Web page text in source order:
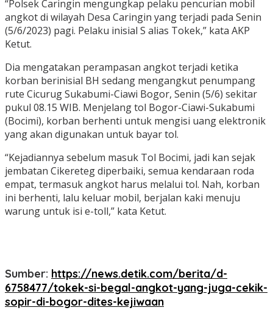
“Polsek Caringin mengungkap pelaku pencurian mobil
angkot di wilayah Desa Caringin yang terjadi pada Senin
(5/6/2023) pagi. Pelaku inisial S alias Tokek,” kata AKP
Ketut.
Dia mengatakan perampasan angkot terjadi ketika
korban berinisial BH sedang mengangkut penumpang
rute Cicurug Sukabumi-Ciawi Bogor, Senin (5/6) sekitar
pukul 08.15 WIB. Menjelang tol Bogor-Ciawi-Sukabumi
(Bocimi), korban berhenti untuk mengisi uang elektronik
yang akan digunakan untuk bayar tol.
“Kejadiannya sebelum masuk Tol Bocimi, jadi kan sejak
jembatan Cikereteg diperbaiki, semua kendaraan roda
empat, termasuk angkot harus melalui tol. Nah, korban
ini berhenti, lalu keluar mobil, berjalan kaki menuju
warung untuk isi e-toll,” kata Ketut.
Sumber: https://news.detik.com/berita/d-
6758477/tokek-si-begal-angkot-yang-juga-cekik-
sopir-di-bogor-dites-kejiwaan